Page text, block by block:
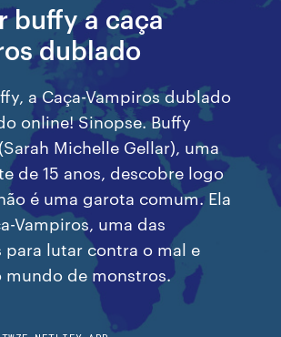
buffy a caça
dublado
a Caça-Vampiros dublado
online! Sinopse. Buffy
Michelle Gellar), uma
de 15 anos, descobre logo
é uma garota comum. Ela
Vampiros, uma das
para lutar contra o mal e
mundo de monstros.